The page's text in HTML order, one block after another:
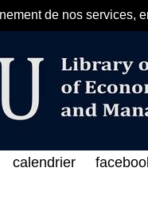
de nos services,
على الخط
calendrier